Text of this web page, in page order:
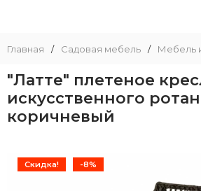
Главная / Садовая мебель / Мебель
"Латте" плетеное
искусственного
коричневый
Скидка! -8%